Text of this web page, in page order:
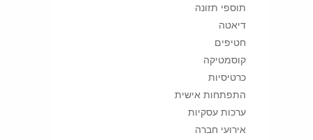
תוספי תזונה
דיאטה
חטיפים
קוסמטיקה
כרטיסיות
התפתחות אישית
ערכות עסקיות
אירועי חברה